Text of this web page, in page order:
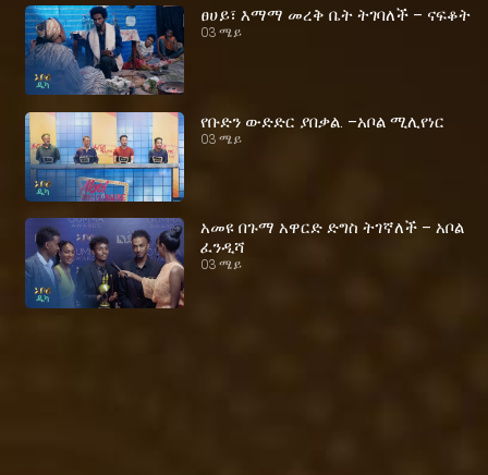
ፀሀይ፣ እማማ መረቅ ቤት ትገባለች – ናፍቆት
03 ሜይ
የቡድን ውድድር ያበቃል. –አቦል ሚሊየነር
03 ሜይ
አመዩ በጉማ አዋርድ ድግስ ትገኛለች – አቦል
ፈንዲሻ
03 ሜይ